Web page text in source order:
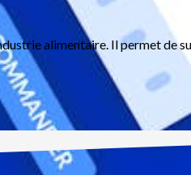
alimentaire. Il permet de